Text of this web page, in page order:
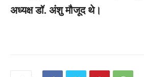
अध्यक्ष डॉ. अंशु मौजूद थे।